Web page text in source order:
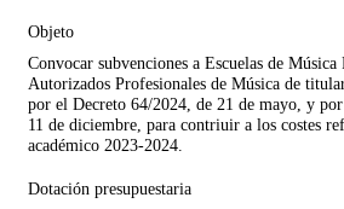
Objeto
Convocar subvenciones a Escuelas de
Autorizados Profesionales de Música de
por el Decreto 64/2024, de 21 de mayo, y
11 de diciembre, para contriuir a los costes
académico 2023-2024.
Dotación presupuestaria